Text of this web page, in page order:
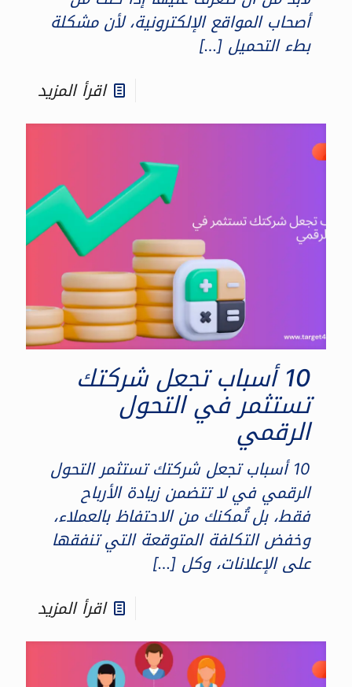
أصحاب المواقع الإلكترونية، لأن مشكلة
بطء التحميل […]
اقرأ المزيد
10 أسباب تجعل شركتك
تستثمر في التحول
الرقمي
10 أسباب تجعل شركتك تستثمر التحول
الرقمي في لا تتضمن زيادة الأرباح
فقط، بل تُمكنك من الاحتفاظ بالعملاء،
وخفض التكلفة المتوقعة التي تنفقها
على الإعلانات، وكل […]
اقرأ المزيد